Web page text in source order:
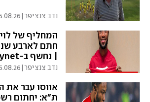
נדב צנציפר|
המחליף של
חתם לארבע
| נחשף ב-ynet
נדב צנציפר|
אווסו עבר את
ת"א: יחתום